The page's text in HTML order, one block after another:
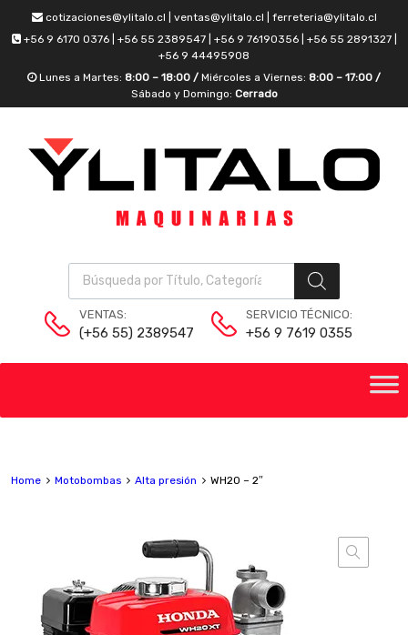
cotizaciones@ylitalo.cl | ventas@ylitalo.cl | ferreteria@ylitalo.cl
+56 9 6170 0376 | +56 55 2389547 | +56 9 76190356 | +56 55 2891327 |
+56 9 44495908
Lunes a Martes: 8:00 – 18:00 / Miércoles a Viernes: 8:00 – 17:00 /
Sábado y Domingo: Cerrado
VENTAS:
(+56 55) 2389547
SERVICIO TÉCNICO:
+56 9 7619 0355
Home Motobombas Alta presión WH20 – 2″